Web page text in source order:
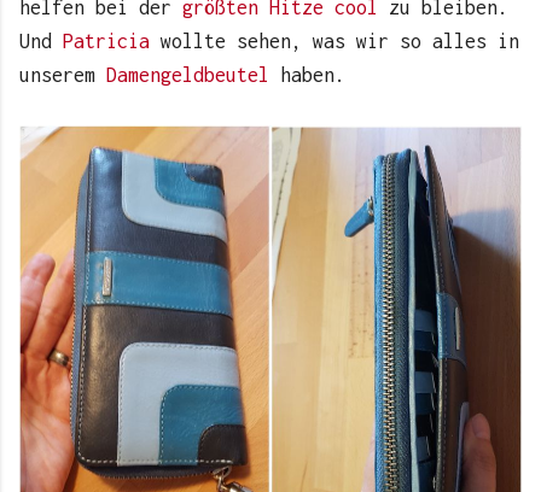
helfen bei der größten Hitze cool
zu bleiben.
Und Patricia wollte sehen, was wir so alles in
unserem Damengeldbeutel haben.